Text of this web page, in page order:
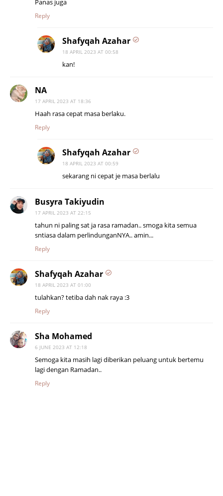
Panas juga
Reply
Shafyqah Azahar
18 APRIL 2023 AT 00:58
kan!
NA
17 APRIL 2023 AT 18:36
Haah rasa cepat masa berlaku.
Reply
Shafyqah Azahar
18 APRIL 2023 AT 00:59
sekarang ni cepat je masa berlalu
Busyra Takiyudin
17 APRIL 2023 AT 22:15
tahun ni paling sat ja rasa ramadan.. smoga kita semua
sntiasa dalam perlindunganNYA.. amin...
Reply
Shafyqah Azahar
18 APRIL 2023 AT 01:00
tulahkan? tetiba dah nak raya :3
Reply
Sha Mohamed
6 JUNE 2023 AT 12:18
Semoga kita masih lagi diberikan peluang untuk bertemu
lagi dengan Ramadan..
Reply